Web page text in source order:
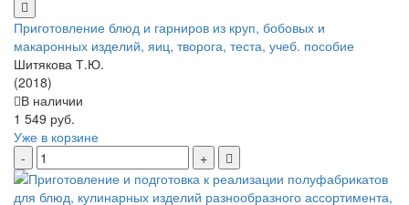
Приготовление блюд и гарниров из круп, бобовых и
макаронных изделий, яиц, творога, теста, учеб. пособие
Шитякова Т.Ю.
(2018)
В наличии
1 549 руб.
Уже в корзине